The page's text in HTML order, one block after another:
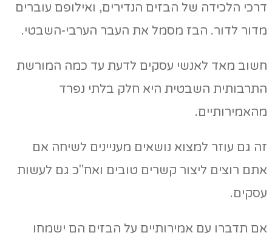
דרכי הלכידה של הבזים הנדירים, ואילופם עוברים
מדור לדור. הבז מסמל את העבר הערבי-השבטי.
חשוב מאד לאנשי עסקים לדעת עד כמה המורשת
התרבותית השבטית היא חלק בלתי נפרד
מהאמירותיים.
זה גם עוזר למצוא נושאים מעניינים לשיחה אם
אתם רוצים ליצור קשרים טובים ואח"כ גם לעשות
עסקים.
אם תדברו עם אמירותיים על הבזים הם ישמחו